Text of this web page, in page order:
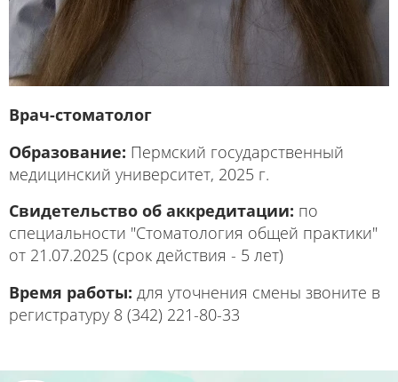
Врач-стоматолог
Образование: Пермский государственный
медицинский университет, 2025 г.
Свидетельство об аккредитации: по
специальности "Стоматология общей практики"
от 21.07.2025 (срок действия - 5 лет)
Время работы: для уточнения смены звоните в
регистратуру 8 (342) 221-80-33